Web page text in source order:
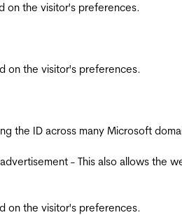
on the visitor's preferences.
on the visitor's preferences.
the ID across many Microsoft
- This also allows the
on the visitor's preferences.